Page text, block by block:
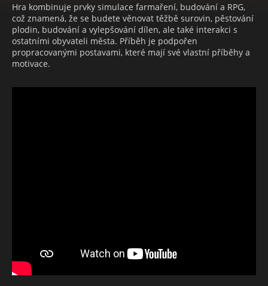
Hra kombinuje prvky simulace farmaření, budování a RPG,
což znamená, že se budete věnovat těžbě surovin, pěstování
plodin, budování a vylepšování dílen, ale také interakci s
ostatními obyvateli města. Příběh je podpořen
propracovanými postavami, které mají své vlastní příběhy a
motivace.